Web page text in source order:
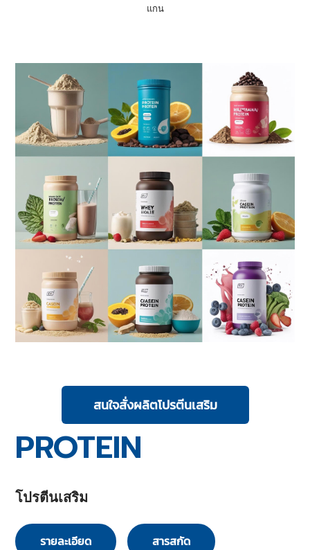
แกน
สนใจสั่งผลิตโปรตีนเสริม
PROTEIN
โปรตีนเสริม
รายละเอียด สารสกัด